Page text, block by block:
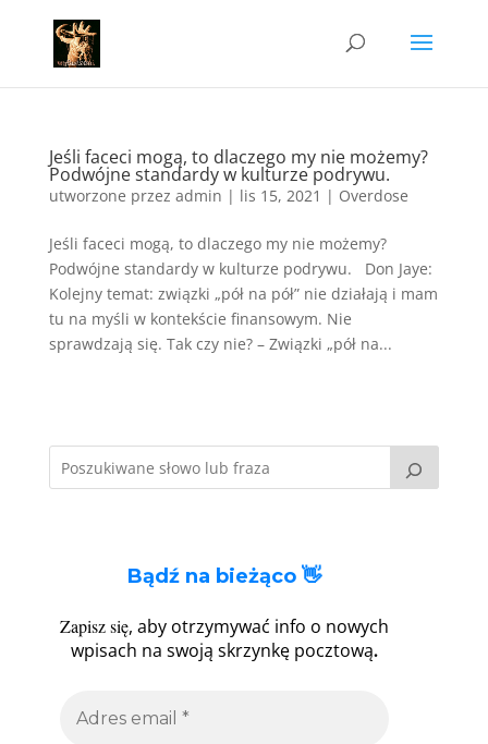
Jeśli faceci mogą, to dlaczego my nie możemy?
Podwójne standardy w kulturze podrywu.
utworzone przez admin | lis 15, 2021 | Overdose
Jeśli faceci mogą, to dlaczego my nie możemy?
Podwójne standardy w kulturze podrywu. Don Jaye:
Kolejny temat: związki „pół na pół” nie działają i mam
tu na myśli w kontekście finansowym. Nie
sprawdzają się. Tak czy nie? – Związki „pół na...
Bądź na bieżąco 👋
Zapisz się, aby otrzymywać info o nowych
wpisach na swoją skrzynkę pocztową.